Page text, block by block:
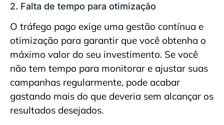
2. Falta de tempo para otimização
O tráfego pago exige uma gestão contínua e
otimização para garantir que você obtenha o
máximo valor do seu investimento. Se você
não tem tempo para monitorar e ajustar suas
campanhas regularmente, pode acabar
gastando mais do que deveria sem alcançar os
resultados desejados.